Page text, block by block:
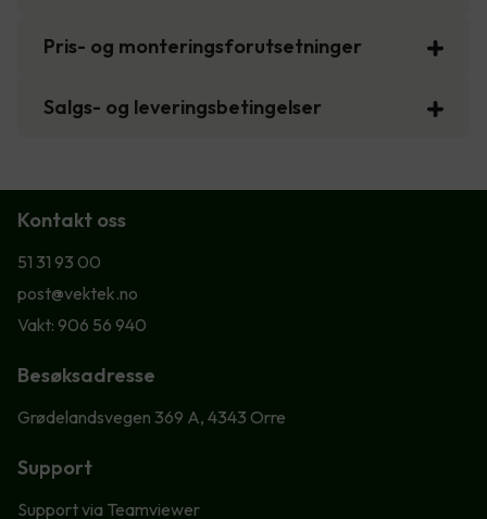
Pris- og monteringsforutsetninger
Salgs- og leveringsbetingelser
Kontakt oss
51 31 93 00
post@vektek.no
Vakt: 906 56 940
Besøksadresse
Grødelandsvegen 369 A, 4343 Orre
Support
Support via Teamviewer